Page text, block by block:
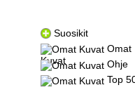
Suosikit
Omat
Kuvat
Ohje
Top